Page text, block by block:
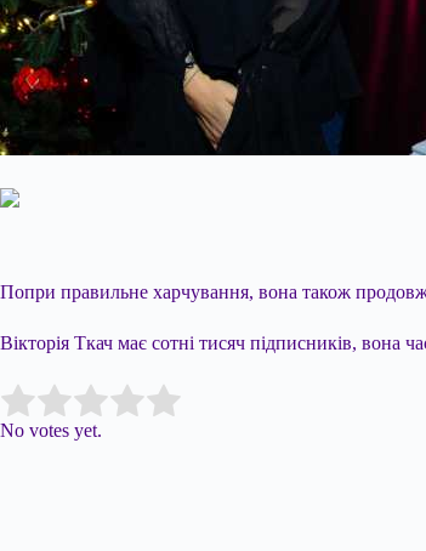
Попри правильне харчування, вона також
Вікторія Ткач має сотні тисяч підписників, вона
Rate this item:
No votes yet.